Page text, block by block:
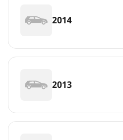
2014
2013